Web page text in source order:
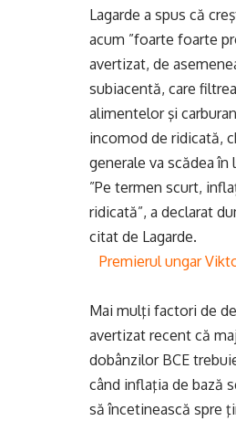
Lagarde a spus că
acum ”foarte foarte
avertizat, de
subiacentă, care
alimentelor şi
incomod de ridicată,
generale va scădea
”Pe termen scurt,
ridicată”, a declarat
citat de Lagarde.
Premierul ungar
Mai mulţi factori de
avertizat recent că
dobânzilor BCE
când inflaţia de bază
să încetinească spre